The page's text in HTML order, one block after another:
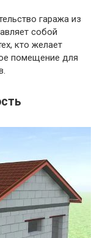
гаража из
собой
кто желает
помещение для